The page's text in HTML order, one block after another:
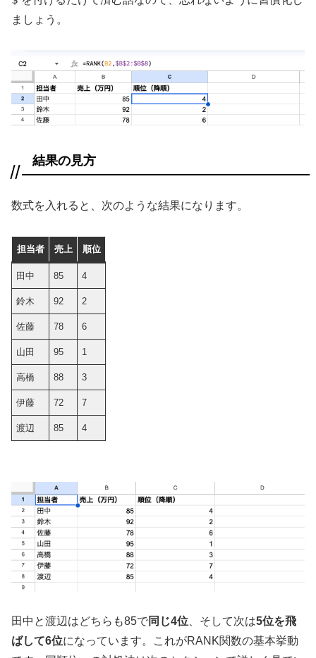
ましょう。
結果の見方
数式を入れると、次のような結果になります。
担当者 売上 順位
田中 85 4
鈴木 92 2
佐藤 78 6
山田 95 1
高橋 88 3
伊藤 72 7
渡辺 85 4
田中と渡辺はどちらも85で同じ4位、そして次は5位を飛
ばして6位になっています。これがRANK関数の基本挙動